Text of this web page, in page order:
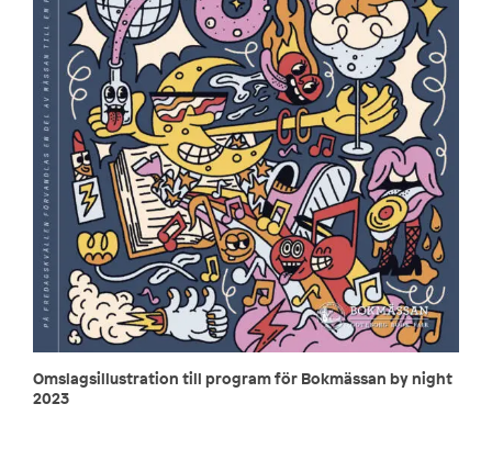
Omslagsillustration till program för Bokmässan by night
2023